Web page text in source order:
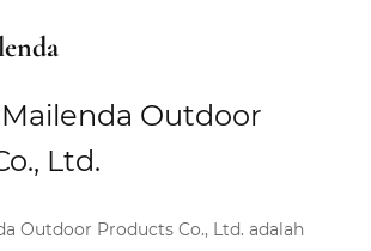
perawatan dan pengembangan
penyimpanan/distribusi, apotik,
media, kantor staf dan
Outdoor
Ltd.
Outdoor Products Co., Ltd. adalah